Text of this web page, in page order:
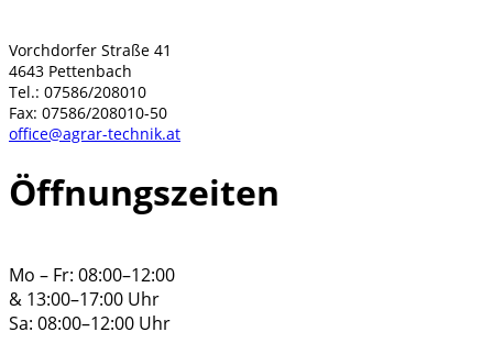
Vorchdorfer Straße 41
4643 Pettenbach
Tel.: 07586/208010
Fax: 07586/208010-50
office@agrar-technik.at
Öffnungszeiten
Mo – Fr: 08:00–12:00
& 13:00–17:00 Uhr
Sa: 08:00–12:00 Uhr